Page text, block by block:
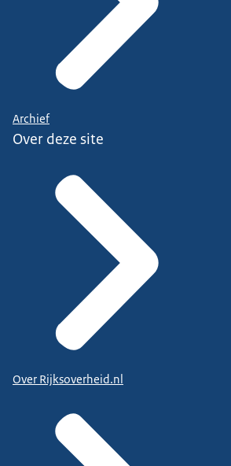
Archief
Over deze site
Over Rijksoverheid.nl